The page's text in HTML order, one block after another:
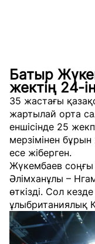
Батыр
жектің 24-
35 жастағы
жартылай орта
еншісінде 25
мерзімінен бұрын
есе жіберген.
Жүкембаев соңғы
Әлімханұлы –
өткізді. Сол
ұлыбританиялық